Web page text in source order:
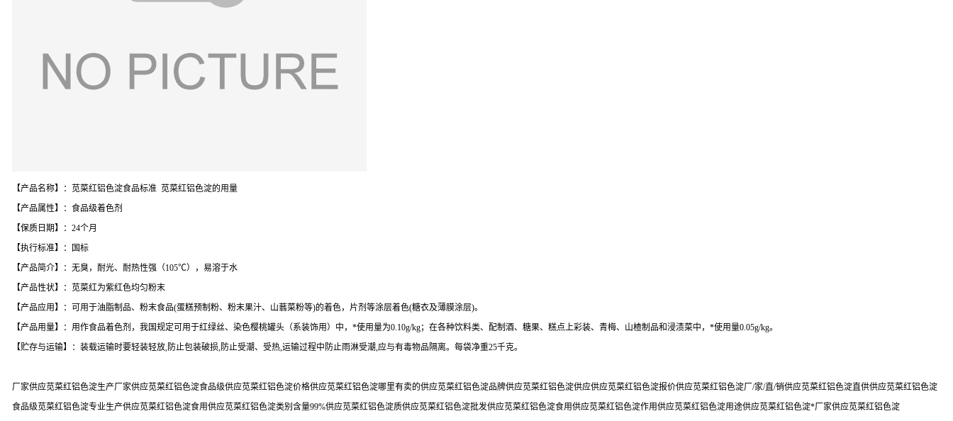
【产品名称】：苋菜红铝色淀食品标准 苋菜红铝色淀的用量
【产品属性】：食品级着色剂
【保质日期】：24个月
【执行标准】：国标
【产品简介】：无臭，耐光、耐热性强（105℃），易溶于水
【产品性状】：苋菜红为紫红色均匀粉末
【产品应用】：可用于油脂制品、粉末食品(蛋糕预制粉、粉末果汁、山蓊菜粉等)的着色，片剂等涂层着色(糖衣及薄膜涂层)。
【产品用量】：用作食品着色剂，我国规定可用于红绿丝、染色樱桃罐头（系装饰用）中，*使用量为0.10g/kg；在各种饮料类、配制酒、糖果、糕点上彩装、青梅、山楂制品和浸渍菜中，*使用量0.05g/kg。
【贮存与运输】：装载运输时要轻装轻放,防止包装破损,防止受潮、受热,运输过程中防止雨淋受潮,应与有毒物品隔离。每袋净重25千克。
厂家供应苋菜红铝色淀生产厂家供应苋菜红铝色淀食品级供应苋菜红铝色淀价格供应苋菜红铝色淀哪里有卖的供应苋菜红铝色淀品牌供应苋菜红铝色淀供应供应苋菜红铝色淀报价供应苋菜红铝色淀厂/家/直/销供应苋菜红铝色淀直供供应苋菜红铝色淀
食品级苋菜红铝色淀专业生产供应苋菜红铝色淀食用供应苋菜红铝色淀类别含量99%供应苋菜红铝色淀质供应苋菜红铝色淀批发供应苋菜红铝色淀食用供应苋菜红铝色淀作用供应苋菜红铝色淀用途供应苋菜红铝色淀*厂家供应苋菜红铝色淀